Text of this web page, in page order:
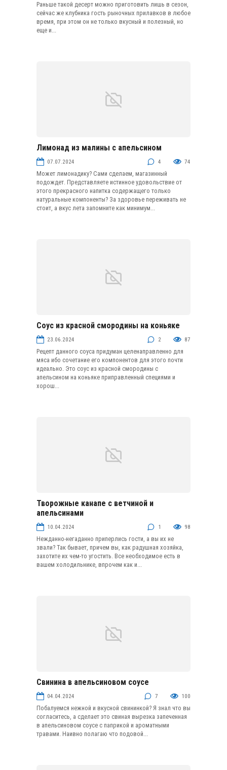
Раньше такой десерт можно приготовить лишь в сезон,
сейчас же клубника гость рыночных прилавков в любое
время, при этом он не только вкусный и полезный, но
еще и...
Лимонады и щербеты
Лимонад из малины с апельсином
07.07.2024 4 74
Может лимонадику? Сами сделаем, магазинный
подождет. Представляете истинное удовольствие от
этого прекрасного напитка содержащего только
натуральные компоненты? За здоровье переживать не
стоит, а вкус лета запомните как минимум...
Ягодные и фруктовые соусы
Соус из красной смородины на коньяке
23.06.2024 2 87
Рецепт данного соуса придуман целенаправленно для
мяса ибо сочетание его компонентов для этого почти
идеально. Это соус из красной смородины с
апельсином на коньяке приправленный специями и
хорош...
Бутерброды
Творожные канапе с ветчиной и
апельсинами
10.04.2024 1 98
Нежданно-негаданно приперлись гости, а вы их не
звали? Так бывает, причем вы, как радушная хозяйка,
захотите их чем-то угостить. Все необходимое есть в
вашем холодильнике, впрочем как и...
Свинина в апельсиновом соусе
04.04.2024 7 100
Побалуемся нежной и вкусной свининкой? Я знал что вы
согласитесь, а сделает это свиная вырезка запеченная
в апельсиновом соусе с паприкой и ароматными
травами. Наивно полагаю что подовой...